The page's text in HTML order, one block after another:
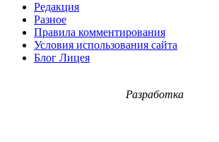
Редакция
Разное
Правила комментирования
Условия использования сайта
Блог Лицея
Разработка